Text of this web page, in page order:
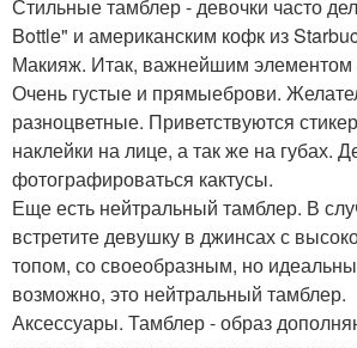
Стильные тамблер - девочки часто
Bottle" и американским кофк из
Макияж. Итак, важнейшим элементом
Очень густые и прямыеброви.
разноцветные. Приветствуются
наклейки на лице, а так же на губах.
фотографироваться кактусы.
Еще есть нейтральный тамблер. В
встретите девушку в джинсах с
топом, со своеобразным, но
возможно, это нейтральный тамблер.
Аксессуары. Тамблер - образ